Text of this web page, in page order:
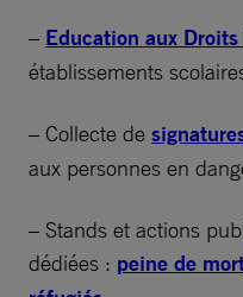
– Education aux
établissements
– Collecte de
aux personnes en
– Stands et actions
dédiées : peine de